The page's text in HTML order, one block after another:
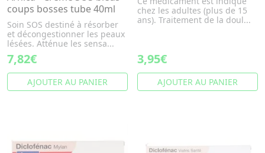
coups bosses tube 40ml
Soin SOS destiné à résorber
et décongestionner les peaux
lésées. Atténue les sensa...
7,82€
AJOUTER AU PANIER
chez les adultes (plus de 15
ans). Traitement de la doul...
3,95€
AJOUTER AU PANIER